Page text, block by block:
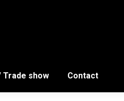
Trade show Contact